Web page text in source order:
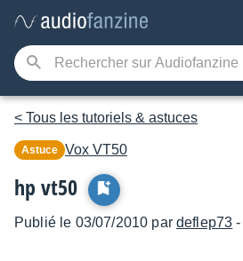
< Tous les tutoriels & astuces
Astuce Vox VT50
hp vt50
Publié le 03/07/2010 pardeflep73 -